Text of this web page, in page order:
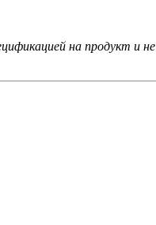
на продукт и не